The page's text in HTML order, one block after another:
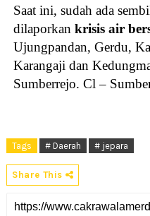
Saat ini, sudah ada
dilaporkan krisis air
Ujungpandan, Gerdu,
Karangaji dan
Sumberrejo. Cl –
Tags # Daerah # jepara
Share This